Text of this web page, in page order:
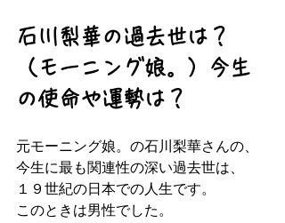
石川梨華の過去世は？
（モーニング娘。）今生
の使命や運勢は？
元モーニング娘。の石川梨華さんの、
今生に最も関連性の深い過去世は、
１９世紀の日本での人生です。
このときは男性でした。